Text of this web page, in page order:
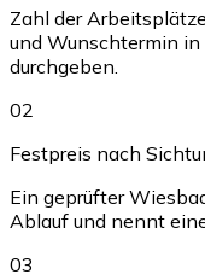
Zahl der
und Wunschtermin
durchgeben.
02
Festpreis nach
Ein geprüfter
Ablauf und nennt
03